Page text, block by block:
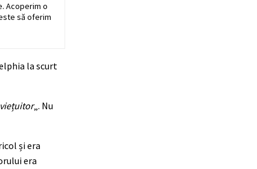
Acoperim o
să oferim
la scurt
„. Nu
și era
era